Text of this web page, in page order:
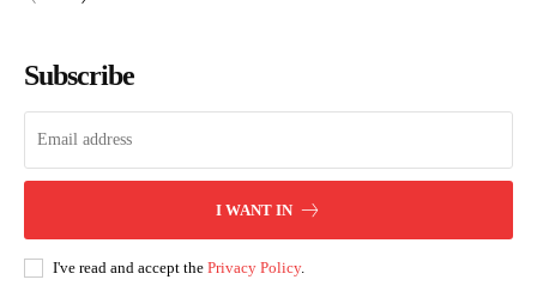
Subscribe
I WANT IN
I've read and accept the Privacy Policy.